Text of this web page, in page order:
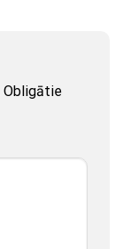
Obligātie